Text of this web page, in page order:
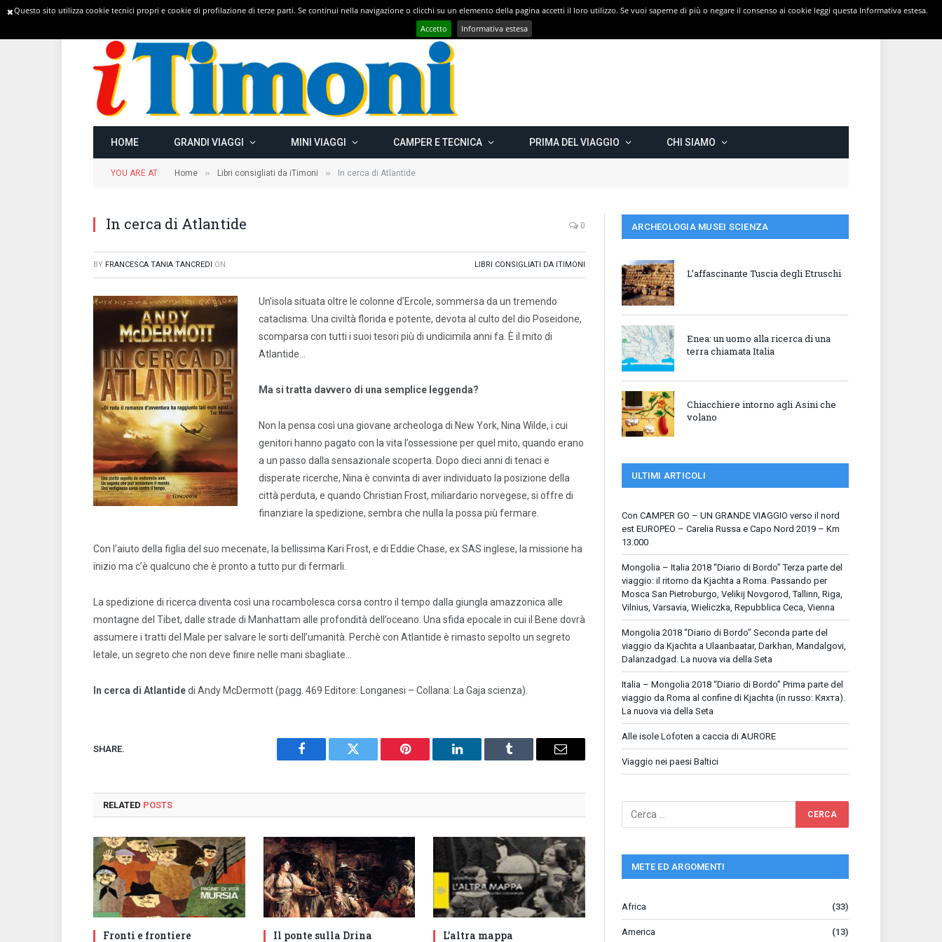
TRENDING Con CAMPER GO – UN GRANDE VIAGGIO verso il nord est EUROPEO – Carelia Russa e Capo Nord 2019 – Km 13.000
HOME GRANDI VIAGGI MINI VIAGGI CAMPER E TECNICA PRIMA DEL VIAGGIO CHI SIAMO
YOU ARE AT: Home » Libri consigliati da iTimoni » In cerca di Atlantide
In cerca di Atlantide 0
BY FRANCESCA TANIA TANCREDI ON LIBRI CONSIGLIATI DA ITIMONI
Un’isola situata oltre le colonne d’Ercole, sommersa da un tremendo
cataclisma. Una civiltà florida e potente, devota al culto del dio Poseidone,
scomparsa con tutti i suoi tesori più di undicimila anni fa. È il mito di
Atlantide…
Ma si tratta davvero di una semplice leggenda?
Non la pensa così una giovane archeologa di New York, Nina Wilde, i cui
genitori hanno pagato con la vita l’ossessione per quel mito, quando erano
a un passo dalla sensazionale scoperta. Dopo dieci anni di tenaci e
disperate ricerche, Nina è convinta di aver individuato la posizione della
città perduta, e quando Christian Frost, miliardario norvegese, si offre di
finanziare la spedizione, sembra che nulla la possa più fermare.
Con l’aiuto della figlia del suo mecenate, la bellissima Kari Frost, e di Eddie Chase, ex SAS inglese, la missione ha
inizio ma c’è qualcuno che è pronto a tutto pur di fermarli.
La spedizione di ricerca diventa così una rocambolesca corsa contro il tempo dalla giungla amazzonica alle
montagne del Tibet, dalle strade di Manhattam alle profondità dell’oceano. Una sfida epocale in cui il Bene dovrà
assumere i tratti del Male per salvare le sorti dell’umanità. Perchè con Atlantide è rimasto sepolto un segreto
letale, un segreto che non deve finire nelle mani sbagliate…
In cerca di Atlantidedi Andy McDermott (pagg. 469 Editore: Longanesi – Collana: La Gaja scienza).
SHARE.
Facebook Twitter Pinterest LinkedIn Tumblr Email
RELATED POSTS
Fronti e frontiere Il ponte sulla Drina L’altra mappa
ARCHEOLOGIA MUSEI SCIENZA
L’affascinante Tuscia degli Etruschi
Enea: un uomo alla ricerca di una
terra chiamata Italia
Chiacchiere intorno agli Asini che
volano
ULTIMI ARTICOLI
Con CAMPER GO – UN GRANDE VIAGGIO verso il nord
est EUROPEO – Carelia Russa e Capo Nord 2019 – Km
13.000
Mongolia – Italia 2018 “Diario di Bordo” Terza parte del
viaggio: il ritorno da Kjachta a Roma. Passando per
Mosca San Pietroburgo, Velikij Novgorod, Tallinn, Riga,
Vilnius, Varsavia, Wieliczka, Repubblica Ceca, Vienna
Mongolia 2018 “Diario di Bordo” Seconda parte del
viaggio da Kjachta a Ulaanbaatar, Darkhan, Mandalgovi,
Dalanzadgad. La nuova via della Seta
Italia – Mongolia 2018 “Diario di Bordo” Prima parte del
viaggio da Roma al confine di Kjachta (in russo: Кяхта).
La nuova via della Seta
Alle isole Lofoten a caccia di AURORE
Viaggio nei paesi Baltici
METE ED ARGOMENTI
Africa (33)
America (13)
Questo sito utilizza cookie tecnici propri e cookie di profilazione di terze parti. Se continui nella navigazione o clicchi su un elemento della pagina accetti il loro utilizzo. Se vuoi saperne di più o negare il consenso ai cookie leggi questa Informativa estesa.
Accetto
Informativa estesa